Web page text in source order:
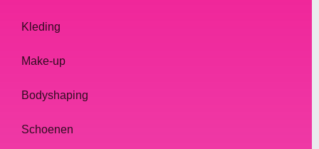
Kleding
Make-up
Bodyshaping
Schoenen